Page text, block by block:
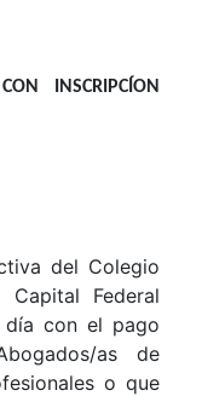
INSCRIPCÍON
del Colegio
Federal
día con el pago
as de
o que